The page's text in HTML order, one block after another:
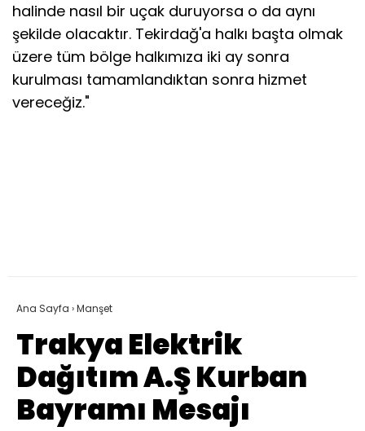
halinde nasıl bir uçak duruyorsa o da aynı
şekilde olacaktır. Tekirdağ'a halkı başta olmak
üzere tüm bölge halkımıza iki ay sonra
kurulması tamamlandıktan sonra hizmet
vereceğiz."
Ana Sayfa ›Manşet
Trakya Elektrik
Dağıtım A.Ş Kurban
Bayramı Mesajı